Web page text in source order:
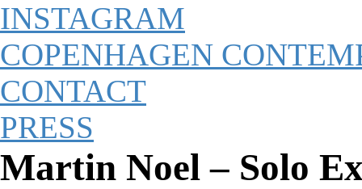
INSTAGRAM
COPENHAGEN
CONTACT
PRESS
Martin Noel – Solo